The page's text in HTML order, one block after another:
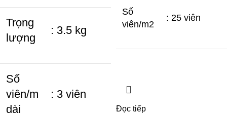
Trọng
lượng
: 3.5 kg
Số
viên/m
dài
: 3 viên
Số
viên/m2
: 25 viên
Đọc tiếp